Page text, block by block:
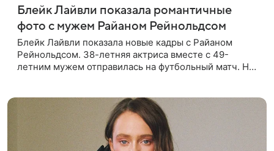
Блейк Лайвли показала романтичные
фото с мужем Райаном Рейнольдсом
Блейк Лайвли показала новые кадры с Райаном
Рейнольдсом. 38-летняя актриса вместе с 49-
летним мужем отправилась на футбольный матч. На